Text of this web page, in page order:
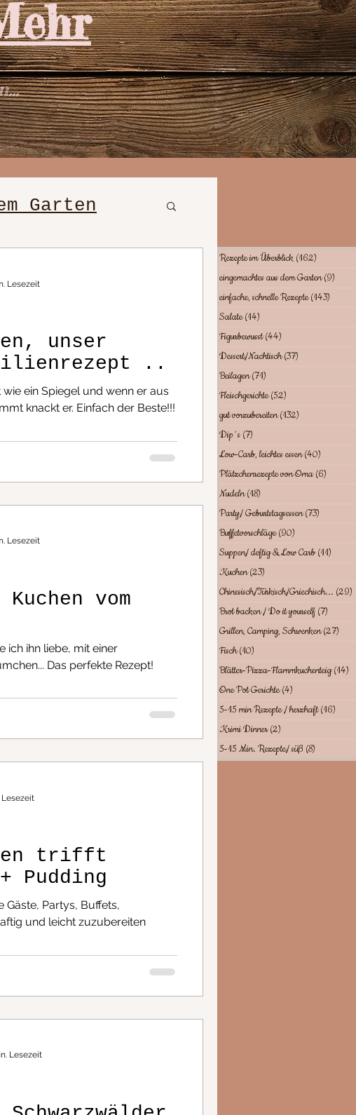
Rezepte im Überblick (162)
eingemachtes aus dem Garten (9)
einfache, schnelle Rezepte (143)
Salate (14)
Figurbewusst (44)
Dessert/Nachtisch (37)
Beilagen (71)
Fleischgerichte (52)
gut vorzubereiten (132)
Dip´s (7)
Low-Carb, leichtes essen (40)
Plätzchenrezepte von Oma (6)
Nudeln (18)
Party/ Geburtstagsessen(73)
Buffetvorschläge (90)
Suppen/ deftig & Low Carb (11)
Kuchen (23)
Chinesisch/Türkisch/Griechisch... (29)
Brot backen / Do it yourself (7)
Grillen, Camping, Schwenken (27)
Fisch (10)
Blätter-Pizza-Flammkuchenteig (14)
One Pot Gerichte (4)
5-15 min Rezepte / herzhaft (16)
Krimi Dinner (2)
5-15 Min. Rezepte/ süß (8)
Garten
essen
Gerichte
unser
..
ein Spiegel und wenn er aus
knackt er. Einfach der Beste!!!
Lesezeit
vom
ich ihn liebe, mit einer
Das perfekte Rezept!
Lesezeit
trifft
Pudding
Gäste, Partys, Buffets,
und leicht zuzubereiten
Lesezeit
Lesezeit